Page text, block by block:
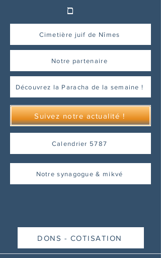
ם
Cimetière juif de Nîmes
Notre partenaire
Découvrez la Paracha de la semaine !
Suivez notre actualité !
Calendrier 5787
Notre synagogue & mikvé
DONS - COTISATION